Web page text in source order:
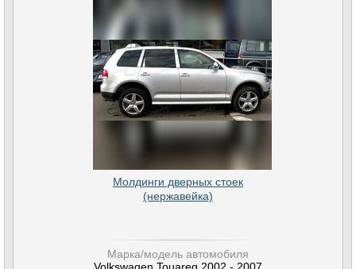
Молдинги дверных стоек
(нержавейка)
Марка/модель автомобиля